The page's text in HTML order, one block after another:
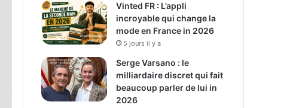
Vinted FR : L’appli
incroyable qui change la
mode en France in 2026
5 jours il y a
Serge Varsano : le
milliardaire discret qui fait
beaucoup parler de lui in
2026